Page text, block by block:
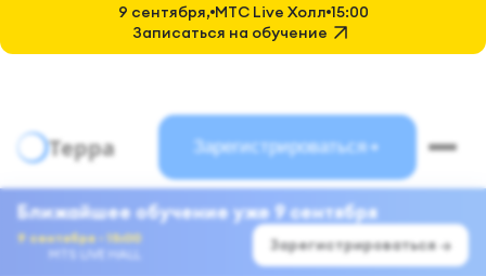
Терра Зарегистрироваться
Ближайшее обучение уже 9 сентября
9 сентября · 15:00
MTS LIVE HALL
Зарегистрироваться →
9 сентября, MTC Live Холл 15:00
Записаться на обучение